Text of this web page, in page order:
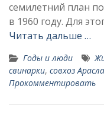
семилет­ний план
в 1960 году. Для
Читать дальше …
Годы и люди
свинарки, совхоз
Прокомментировать